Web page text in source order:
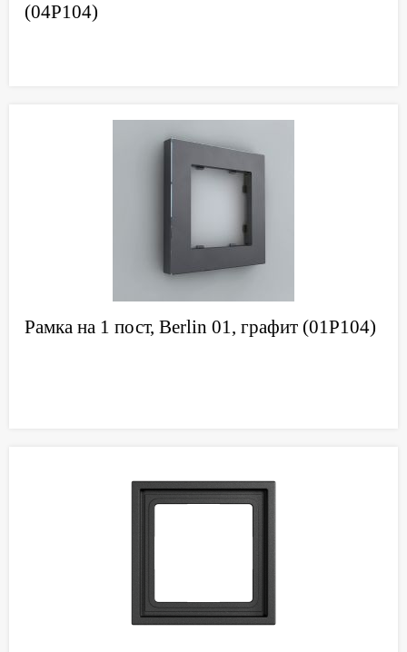
(04P104)
Рамка на 1 пост, Berlin 01, графит (01P104)